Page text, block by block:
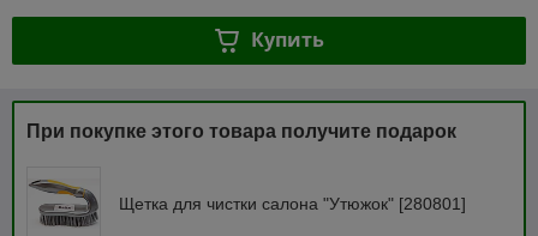
Купить
При покупке этого товара получите подарок
Щетка для чистки салона "Утюжок" [280801]